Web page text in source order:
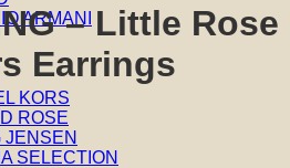
ARMANI
KORS
ROSE
JENSEN
SELECTION
– Little Rose
Earrings